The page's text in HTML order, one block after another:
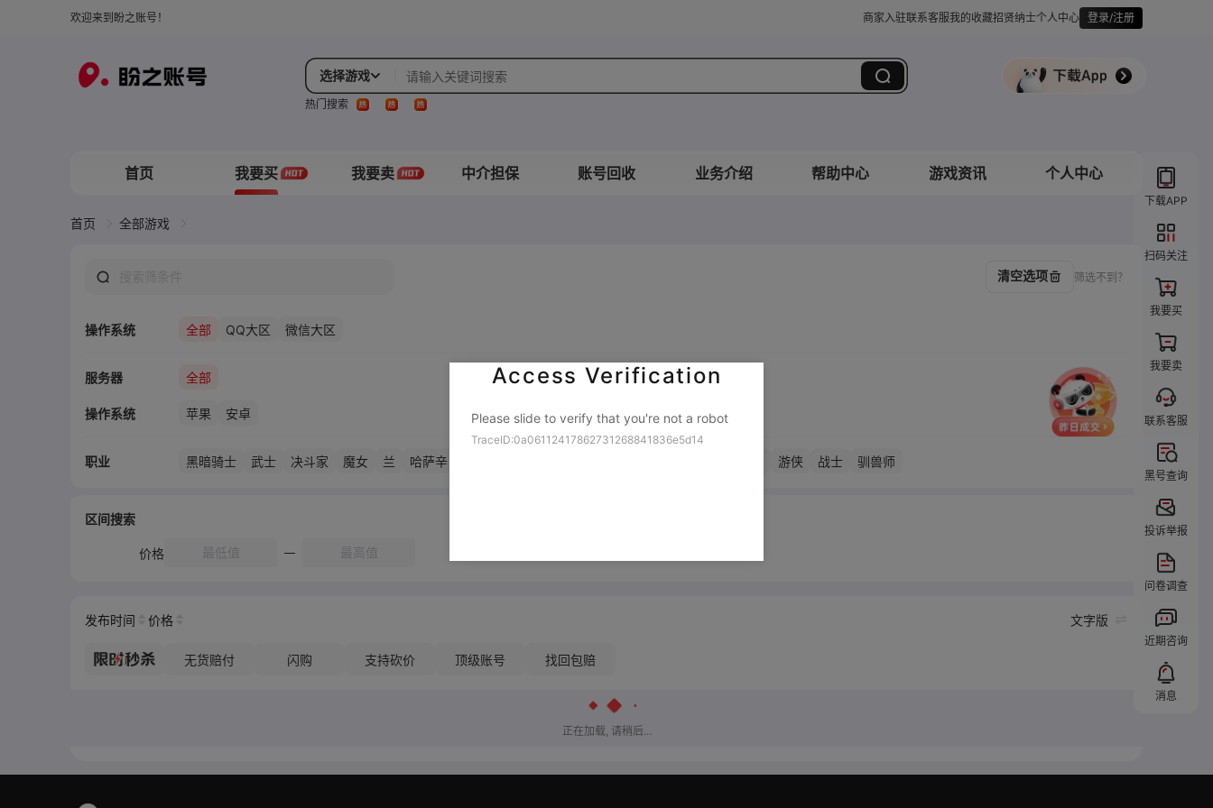
欢迎来到盼之账号！ 商家入驻联系客服我的收藏招贤纳士个人中心 登录/注册
选择游戏
热门搜索
首页 我要买 我要卖 中介担保 账号回收 业务介绍 帮助中心 游戏资讯 个人中心
首页 全部游戏
清空选项 筛选不到？
操作系统 全部 QQ大区 微信大区
服务器 全部
操作系统 苹果 安卓
职业 黑暗骑士 武士 决斗家 魔女 兰 哈萨辛 游侠 战士 驯兽师
区间搜索
价格
发布时间 价格 文字版
无货赔付 闪购 支持砍价 顶级账号 找回包赔
正在加载, 请稍后...
下载APP
扫码关注
我要买
我要卖
联系客服
黑号查询
投诉举报
问卷调查
近期咨询
消息
Access Verification
Please slide to verify that you're not a robot
TraceID:0a06112417862731268841836e5d14